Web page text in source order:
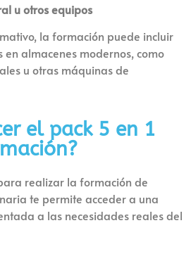
u otros equipos
la formación puede incluir
almacenes modernos, como
u otras máquinas de
el pack 5 en 1
realizar la formación de
te permite acceder a una
a las necesidades reales del